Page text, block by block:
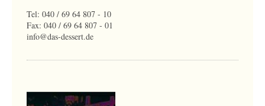
Tel: 040 / 69 64 807 - 10
Fax: 040 / 69 64 807 - 01
info@das-dessert.de